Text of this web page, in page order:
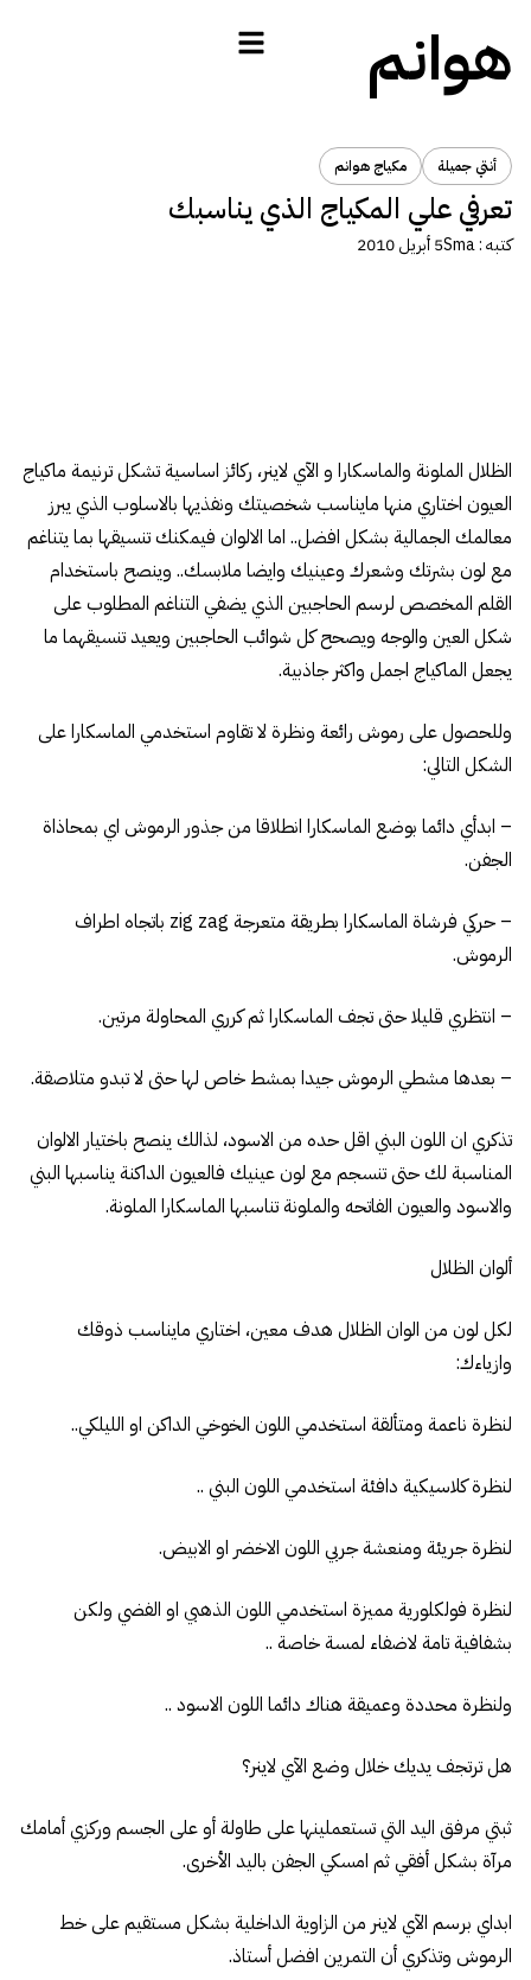
هوانم
أنتي جميلة مكياج هوانم
تعرفي علي المكياج الذي يناسبك
كتبه :Sma5 أبريل 2010
الظلال الملونة والماسكارا و الآي لاينر، ركائز اساسية تشكل ترنيمة ماكياج
العيون اختاري منها مايناسب شخصيتك ونفذيها بالاسلوب الذي يبرز
معالمك الجمالية بشكل افضل.. اما الالوان فيمكنك تنسيقها بما يتناغم
مع لون بشرتك وشعرك وعينيك وايضا ملابسك.. وينصح باستخدام
القلم المخصص لرسم الحاجبين الذي يضفي التناغم المطلوب على
شكل العين والوجه ويصحح كل شوائب الحاجبين ويعيد تنسيقهما ما
يجعل الماكياج اجمل واكثر جاذبية.
وللحصول على رموش رائعة ونظرة لا تقاوم استخدمي الماسكارا على
الشكل التالي:
– ابدأي دائما بوضع الماسكارا انطلاقا من جذور الرموش اي بمحاذاة
الجفن.
– حركي فرشاة الماسكارا بطريقة متعرجة zig zag باتجاه اطراف
الرموش.
– انتظري قليلا حتى تجف الماسكارا ثم كرري المحاولة مرتين.
– بعدها مشطي الرموش جيدا بمشط خاص لها حتى لا تبدو متلاصقة.
تذكري ان اللون البني اقل حده من الاسود، لذالك ينصح باختيار الالوان
المناسبة لك حتى تنسجم مع لون عينيك فالعيون الداكنة يناسبها البني
والاسود والعيون الفاتحه والملونة تناسبها الماسكارا الملونة.
ألوان الظلال
لكل لون من الوان الظلال هدف معين، اختاري مايناسب ذوقك
وازياءك:
لنظرة ناعمة ومتألقة استخدمي اللون الخوخي الداكن او الليلكي..
لنظرة كلاسيكية دافئة استخدمي اللون البني ..
لنظرة جريئة ومنعشة جربي اللون الاخضر او الابيض.
لنظرة فولكلورية مميزة استخدمي اللون الذهبي او الفضي ولكن
بشفافية تامة لاضفاء لمسة خاصة ..
ولنظرة محددة وعميقة هناك دائما اللون الاسود ..
هل ترتجف يديك خلال وضع الآي لاينر؟
ثبتي مرفق اليد التي تستعملينها على طاولة أو على الجسم وركزي أمامك
مرآة بشكل أفقي ثم امسكي الجفن باليد الأخرى.
ابداي برسم الآي لاينر من الزاوية الداخلية بشكل مستقيم على خط
الرموش وتذكري أن التمرين افضل أستاذ.